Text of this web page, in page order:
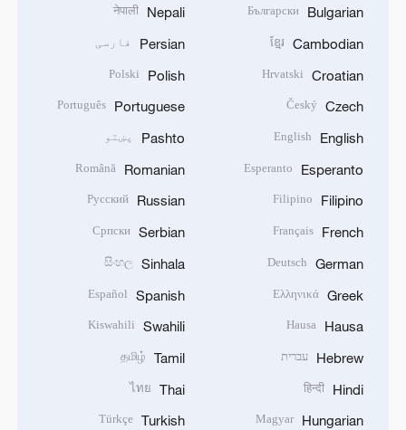
Bulgarian
Български
Cambodian
ខ្មែរ
Croatian
Hrvatski
Czech
Český
English
English
Esperanto
Esperanto
Filipino
Filipino
French
Français
German
Deutsch
Greek
Ελληνικά
Hausa
Hausa
Hebrew עברית
Hindi
हिन्दी
Hungarian
Magyar
Nepali
नेपाली
Persian فارسی
Polish
Polski
Portuguese
Português
Pashto پښتو
Romanian
Română
Russian
Русский
Serbian
Српски
Sinhala
සිංහල
Spanish
Español
Swahili
Kiswahili
Tamil
தமிழ்
Thai
ไทย
Turkish
Türkçe